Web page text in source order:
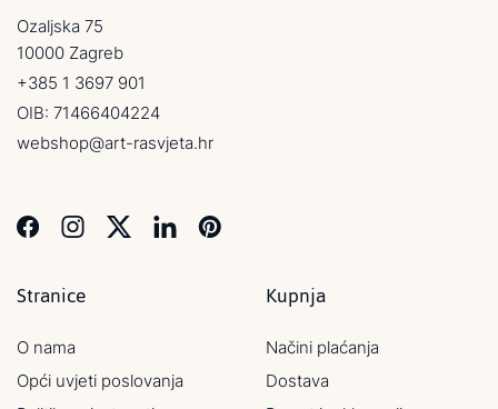
Ozaljska 75
10000 Zagreb
+385 1 3697 901
OIB: 71466404224
webshop@art-rasvjeta.hr
Stranice
O nama
Opći uvjeti poslovanja
Kupnja
Načini plaćanja
Dostava